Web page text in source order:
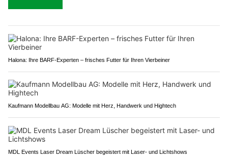
Halona: Ihre BARF-Experten – frisches Futter für Ihren Vierbeiner
Kaufmann Modellbau AG: Modelle mit Herz, Handwerk und Hightech
MDL Events Laser Dream Lüscher begeistert mit Laser- und Lichtshows